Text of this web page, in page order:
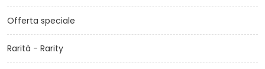
Offerta speciale
Rarità - Rarity